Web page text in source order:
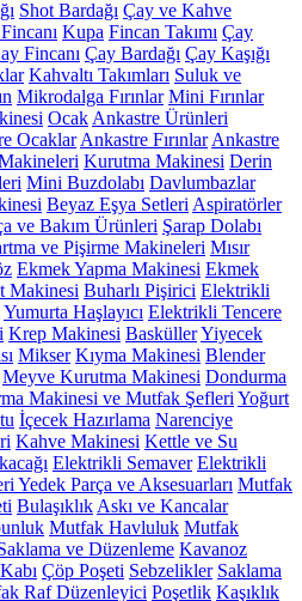
Shot Bardağı Çay ve Kahve
Kupa Fincan Takımı Çay
Fincanı Çay Bardağı Çay Kaşığı
Kahvaltı Takımları Suluk ve
Mikrodalga Fırınlar Mini Fırınlar
Ocak Ankastre Ürünleri
Ocaklar Ankastre Fırınlar Ankastre
Kurutma Makinesi Derin
Mini Buzdolabı Davlumbazlar
Beyaz Eşya Setleri Aspiratörler
ve Bakım Ürünleri Şarap Dolabı
ve Pişirme Makineleri Mısır
Ekmek Yapma Makinesi Ekmek
Makinesi Buharlı Pişirici Elektrikli
Yumurta Haşlayıcı Elektrikli Tencere
Krep Makinesi BasküllerYiyecek
Mikser Kıyma Makinesi Blender
Meyve Kurutma Makinesi Dondurma
Makinesi ve Mutfak Şefleri Yoğurt
İçecek Hazırlama Narenciye
Kahve Makinesi Kettle ve Su
Elektrikli Semaver Elektrikli
Yedek Parça ve Aksesuarları Mutfak
Bulaşıklık Askı ve Kancalar
Mutfak Havluluk Mutfak
ve Düzenleme Kavanoz
Çöp Poşeti Sebzelikler Saklama
Raf Düzenleyici Poşetlik Kaşıklık